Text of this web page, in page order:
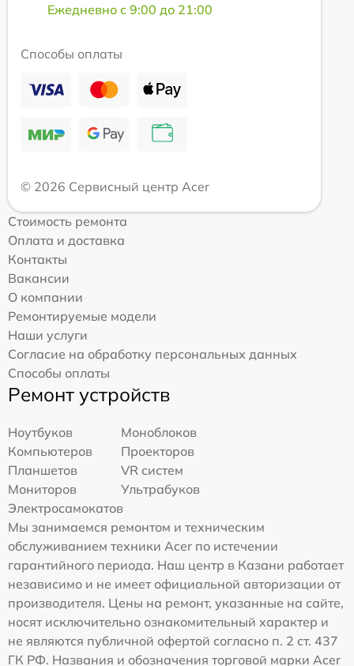
Ежедневно с 9:00 до 21:00
Способы оплаты
© 2026 Сервисный центр Acer
Стоимость ремонта
Оплата и доставка
Контакты
Вакансии
О компании
Ремонтируемые модели
Наши услуги
Согласие на обработку персональных данных
Способы оплаты
Ремонт устройств
Ноутбуков
Моноблоков
Компьютеров
Проекторов
Планшетов
VR систем
Мониторов
Ультрабуков
Электросамокатов
Мы занимаемся ремонтом и техническим
обслуживанием техники Acer по истечении
гарантийного периода. Наш центр в Казани работает
независимо и не имеет официальной авторизации от
производителя. Цены на ремонт, указанные на сайте,
носят исключительно ознакомительный характер и
не являются публичной офертой согласно п. 2 ст. 437
ГК РФ. Названия и обозначения торговой марки Acer